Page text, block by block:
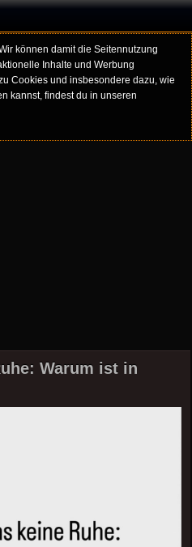
können damit die Seitennutzung
Inhalte und Werbung
Cookies und insbesondere dazu, wie
kannst, findest du in unseren
Warum ist in